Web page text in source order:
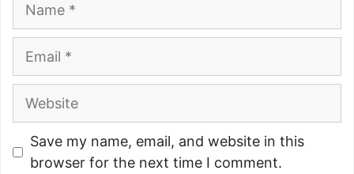
Website
Save my name, email, and website in this
browser for the next time I comment.